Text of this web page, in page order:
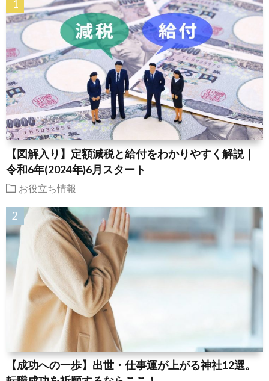
【図解入り】定額減税と給付をわかりやすく解説｜
令和6年(2024年)6月スタート
お役立ち情報
【成功への一歩】出世・仕事運が上がる神社12選。